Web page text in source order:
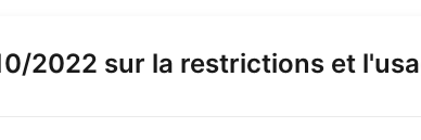
2022 sur la restrictions et